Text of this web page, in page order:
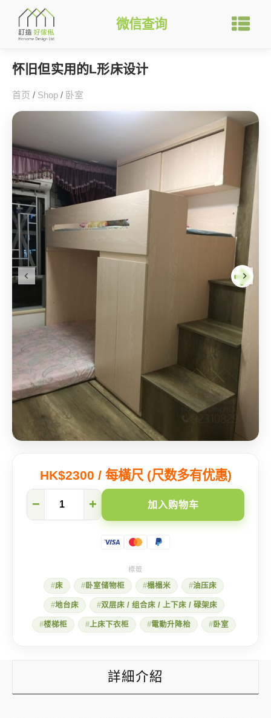
微信查询
怀旧但实用的L形床设计
首页 / Shop / 卧室
HK$2300 / 每橫尺 (尺数多有优惠)
但
数
量
− + 加入购物车
床 卧室储物柜 榻榻米 油压床
地台床 双层床 / 组合床 / 上下床 / 碌架床
楼梯柜 上床下衣柜 電動升降枱 卧室
詳細介紹